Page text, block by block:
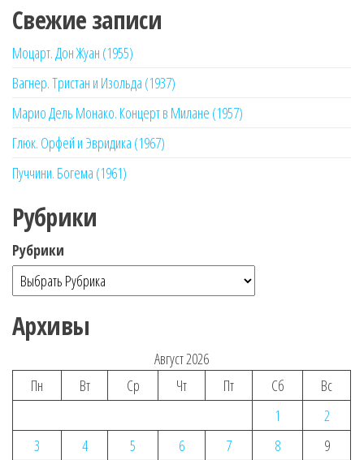
Свежие записи
Моцарт. Дон Жуан (1955)
Вагнер. Тристан и Изольда (1937)
Марио Дель Монако. Концерт в Милане (1957)
Глюк. Орфей и Эвридика (1967)
Пуччини. Богема (1961)
Рубрики
Рубрики
Архивы
Август 2026
Пн
Вт Ср Чт Пт Сб
Вс
1
2
3
4 5 6 7 8
9